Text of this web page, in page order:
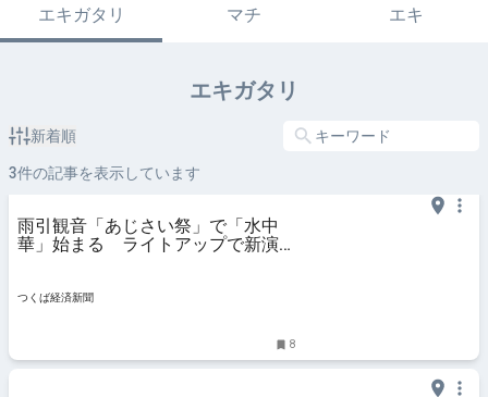
エキガタリ マチ エキ
エキガタリ
新着順
3件の記事を表示しています
雨引観音「あじさい祭」で「水中
華」始まる ライトアップで新演出
つくば経済新聞
8